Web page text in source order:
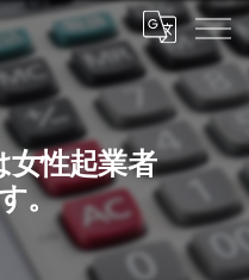
女性起業者
。